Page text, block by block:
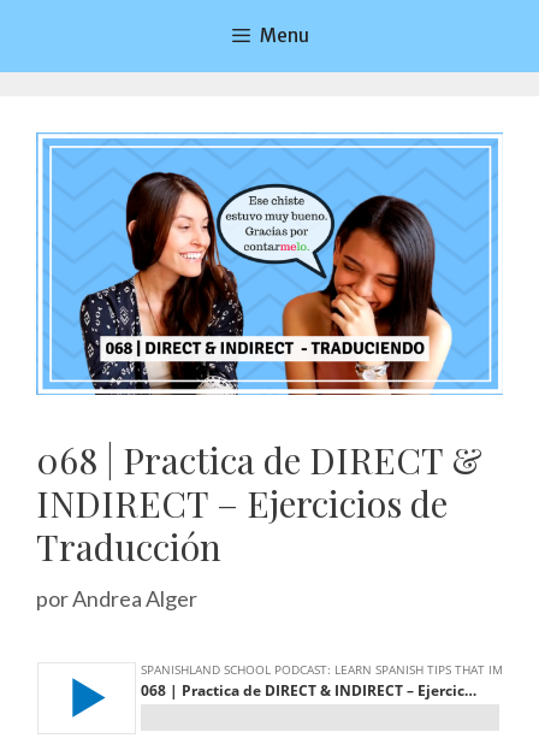
contenido
Menu
068 | Practica de DIRECT &
INDIRECT – Ejercicios de
Traducción
porAndrea Alger